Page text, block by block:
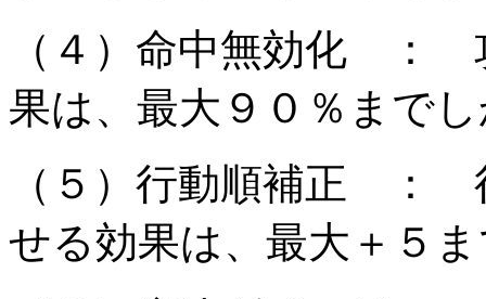
（４）命中無効化 ：
果は、最大９０％まで
（５）行動順補正 ：
せる効果は、最大＋５